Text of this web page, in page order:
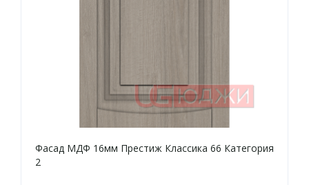
Фасад МДФ 16мм Престиж Классика 66 Категория
2